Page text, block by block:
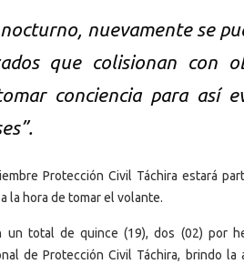
nuevamente se
que colisionan con
conciencia para así
Protección Civil Táchira estará
la hora de tomar el volante.
total de quince (19), dos (02) por
de Protección Civil Táchira, brindo la